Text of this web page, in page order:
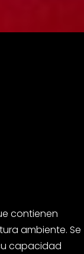
contienen
ambiente. Se
capacidad